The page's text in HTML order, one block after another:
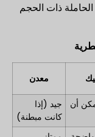
ذات الحجم
معدن
أن
جيد (إذا
كانت مبطنة)